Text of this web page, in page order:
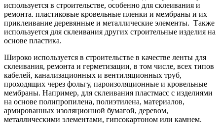
используется в строительстве, особенно для склеивания и
ремонта. пластиковые кровельные пленки и мембраны и их
приклеивание деревянные и металлические элементы. Также
используется для склеивания других строительные изделия на
основе пластика.
Широко используется в строительстве в качестве ленты для
склеивания, ремонта и герметизации, в том числе, всех типов
кабелей, канализационных и вентиляционных труб,
проходящих через фольгу, пароизоляционные и кровельные
мембраны. Например, для склеивания пластмасс с изделиями
на основе полипропилена, полиэтилена, материалов,
армированных изоляционной бумагой, деревом,
металлическими элементами, гипсокартоном или камнем.